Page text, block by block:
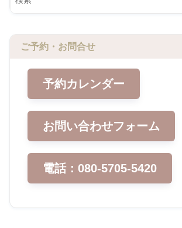
ご予約・お問合せ
予約カレンダー
お問い合わせフォーム
電話：080-5705-5420